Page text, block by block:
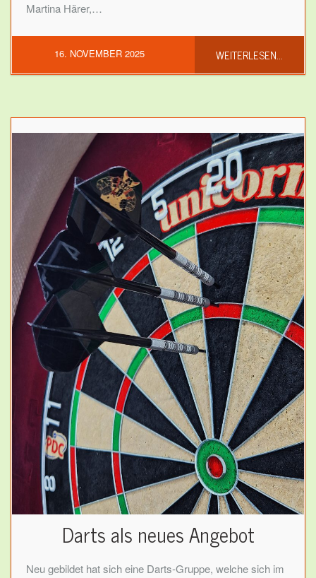
Martina Härer,…
WEITERLESEN...
16. NOVEMBER 2025
Darts als neues Angebot
Neu gebildet hat sich eine Darts-Gruppe, welche sich im